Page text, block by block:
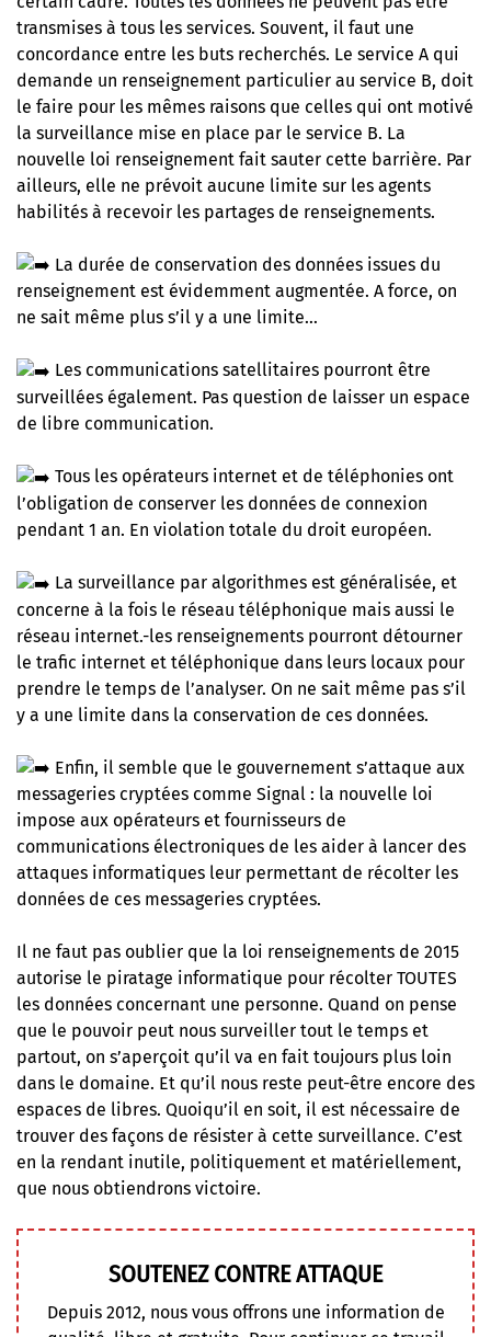
transmises à tous les services. Souvent, il faut une
concordance entre les buts recherchés. Le service A qui
demande un renseignement particulier au service B, doit
le faire pour les mêmes raisons que celles qui ont motivé
la surveillance mise en place par le service B. La
nouvelle loi renseignement fait sauter cette barrière. Par
ailleurs, elle ne prévoit aucune limite sur les agents
habilités à recevoir les partages de renseignements.
La durée de conservation des données issues du
renseignement est évidemment augmentée. A force, on
ne sait même plus s’il y a une limite…
Les communications satellitaires pourront être
surveillées également. Pas question de laisser un espace
de libre communication.
Tous les opérateurs internet et de téléphonies ont
l’obligation de conserver les données de connexion
pendant 1 an. En violation totale du droit européen.
La surveillance par algorithmes est généralisée, et
concerne à la fois le réseau téléphonique mais aussi le
réseau internet.-les renseignements pourront détourner
le trafic internet et téléphonique dans leurs locaux pour
prendre le temps de l’analyser. On ne sait même pas s’il
y a une limite dans la conservation de ces données.
Enfin, il semble que le gouvernement s’attaque aux
messageries cryptées comme Signal : la nouvelle loi
impose aux opérateurs et fournisseurs de
communications électroniques de les aider à lancer des
attaques informatiques leur permettant de récolter les
données de ces messageries cryptées.
Il ne faut pas oublier que la loi renseignements de 2015
autorise le piratage informatique pour récolter TOUTES
les données concernant une personne. Quand on pense
que le pouvoir peut nous surveiller tout le temps et
partout, on s’aperçoit qu’il va en fait toujours plus loin
dans le domaine. Et qu’il nous reste peut-être encore des
espaces de libres. Quoiqu’il en soit, il est nécessaire de
trouver des façons de résister à cette surveillance. C’est
en la rendant inutile, politiquement et matériellement,
que nous obtiendrons victoire.
SOUTENEZ CONTRE ATTAQUE
Depuis 2012, nous vous offrons une information de